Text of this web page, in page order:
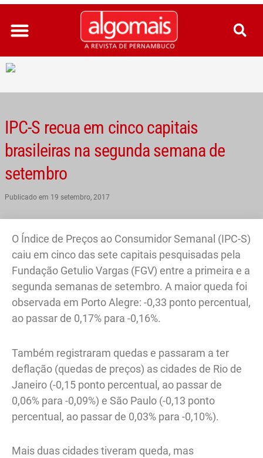
Ir
para
conteúdo
IPC-S recua em cinco capitais
brasileiras na segunda semana de
setembro
Publicado em 19 setembro, 2017
O Índice de Preços ao Consumidor Semanal (IPC-S)
caiu em cinco das sete capitais pesquisadas pela
Fundação Getulio Vargas (FGV) entre a primeira e a
segunda semanas de setembro. A maior queda foi
observada em Porto Alegre: -0,33 ponto percentual,
ao passar de 0,17% para -0,16%.
Também registraram quedas e passaram a ter
deflação (quedas de preços) as cidades de Rio de
Janeiro (-0,15 ponto percentual, ao passar de
0,06% para -0,09%) e São Paulo (-0,13 ponto
percentual, ao passar de 0,03% para -0,10%).
Mais duas cidades tiveram queda, mas